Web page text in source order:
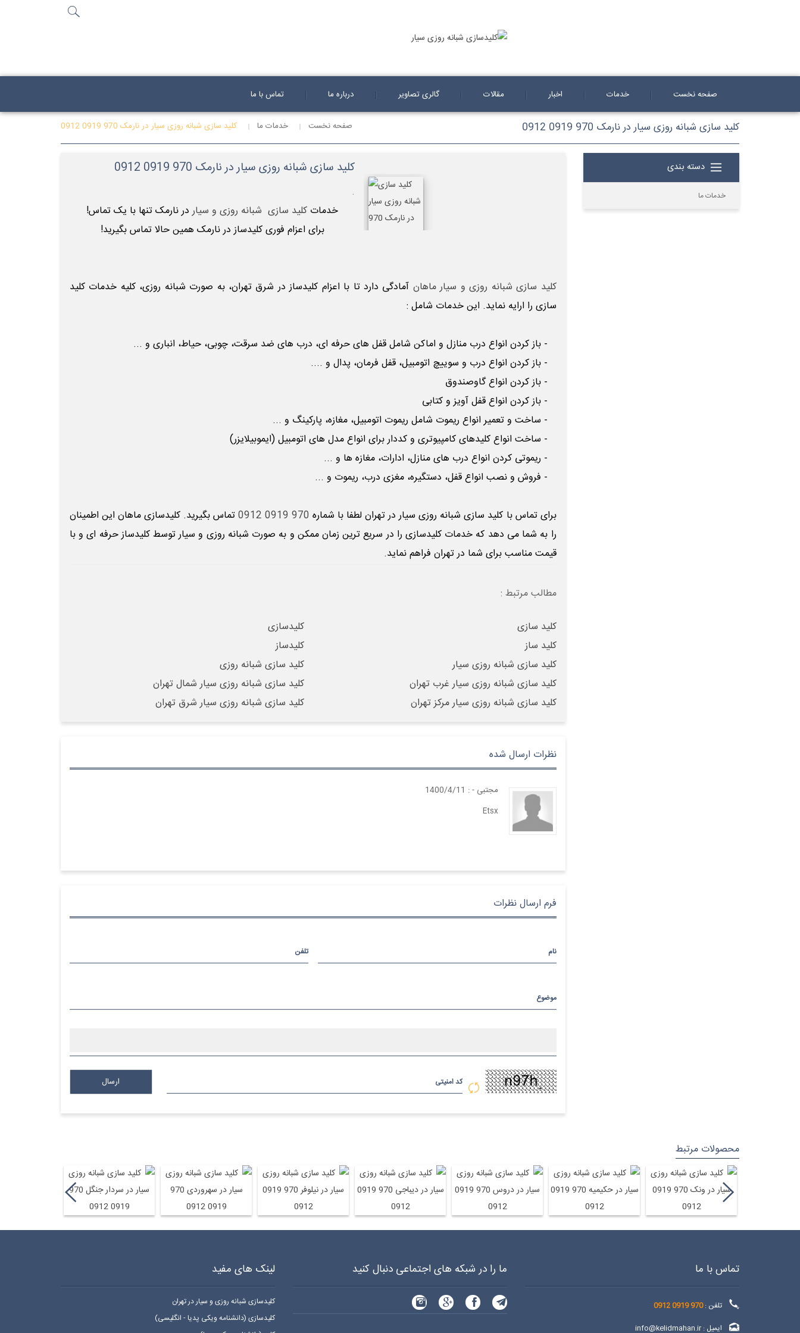
صفحه نخست خدمات اخبار مقالات گالری تصاویر درباره ما تماس با ما
کلید سازی شبانه روزی سیار در نارمک 970 0919 0912 صفحه نخست خدمات ما کلید سازی شبانه روزی سیار در نارمک 970 0919 0912
دسته بندی
خدمات ما
کلید سازی شبانه روزی سیار در نارمک 970 0919 0912
.
خدمات کلید سازی شبانه روزی و سیاردر نارمک تنها با یک تماس!
برای اعزام فوری کلیدساز در نارمک همین حالا تماس بگیرید!
کلید سازی شبانه روزی و سیار ماهان آمادگی دارد تا با اعزام کلیدساز در شرق تهران، به صورت شبانه روزی، کلیه خدمات کلید
سازی را ارایه نماید. این خدمات شامل :
- باز کردن انواع دربمنازل و اماکن شامل قفل های حرفه ای، درب های ضد سرقت، چوبی، حیاط، انباری و ...
- باز کردن انواع درب و سوییچ اتومبیل، قفل فرمان، پدال و ....
- باز کردن انواع گاوصندوق
- باز کردن انواع قفل آویز و کتابی
- ساخت و تعمیر انواع ریموت شامل ریموت اتومبیل، مغازه، پارکینگ و ...
- ساخت انواع کلیدهای کامپیوتری و کددار برای انواع مدل های اتومبیل (ایموبیلایزر)
- ریموتی کردن انواع درب های منازل، ادارات، مغازه ها و ...
- فروش و نصب انواع قفل، دستگیره، مغزی درب، ریموت و ...
برای تماس با کلید سازی شبانه روزی سیاردر تهران لطفا با شماره 970 0919 0912 تماسبگیرید. کلیدسازی ماهان این اطمینان
را به شما می دهد که خدمات کلیدسازی را در سریع ترین زمان ممکن و به صورت شبانه روزی و سیار توسط کلیدساز حرفه ای و با
قیمت مناسب برای شما در تهران فراهم نماید.
مطالب مرتبط :
کلید سازی
کلیدسازی
کلید ساز
کلیدساز
کلید سازی شبانه روزی سیار
کلید سازی شبانه روزی
کلید سازی شبانه روزی سیار غرب تهران
کلید سازی شبانه روزی سیار شمال تهران
کلید سازی شبانه روزی سیار مرکز تهران
کلید سازی شبانه روزی سیار شرق تهران
نظرات ارسال شده
مجتبی - : 1400/4/11
Etsx
فرم ارسال نظرات
نام تلفن
موضوع
کد امنیتی
محصولات مرتبط
تماس با ما
تلفن :970 0919 0912
ایمیل : info@kelidmahan.ir
ما را در شبکه های اجتماعی دنبال کنید لینک های مفید
کلیدسازی شبانه روزی و سیار در تهران
کلیدسازی (دانشنامه ویکی پدیا - انگلیسی)